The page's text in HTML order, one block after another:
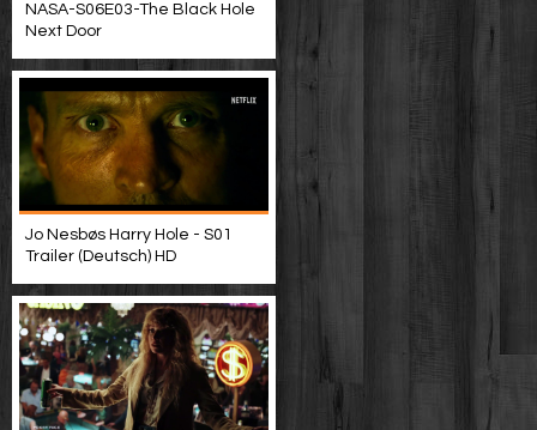
NASA-S06E03-The Black Hole
Next Door
Jo Nesbøs Harry Hole - S01
Trailer (Deutsch) HD